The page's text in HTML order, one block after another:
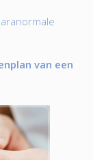
van een